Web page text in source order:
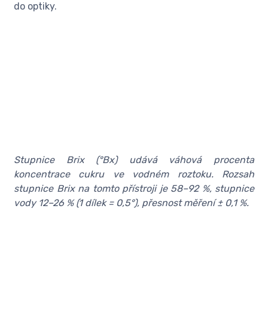
do optiky.
Stupnice Brix (°Bx) udává váhová procenta
koncentrace cukru ve vodném roztoku. Rozsah
stupnice Brix na tomto přístroji je 58–92 %, stupnice
vody 12–26 % (1 dílek = 0,5°), přesnost měření ± 0,1 %.